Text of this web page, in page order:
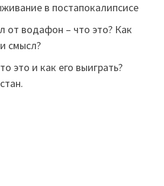
в постапокалипсисе
от водафон – что это? Как
смысл?
это и как его выиграть?